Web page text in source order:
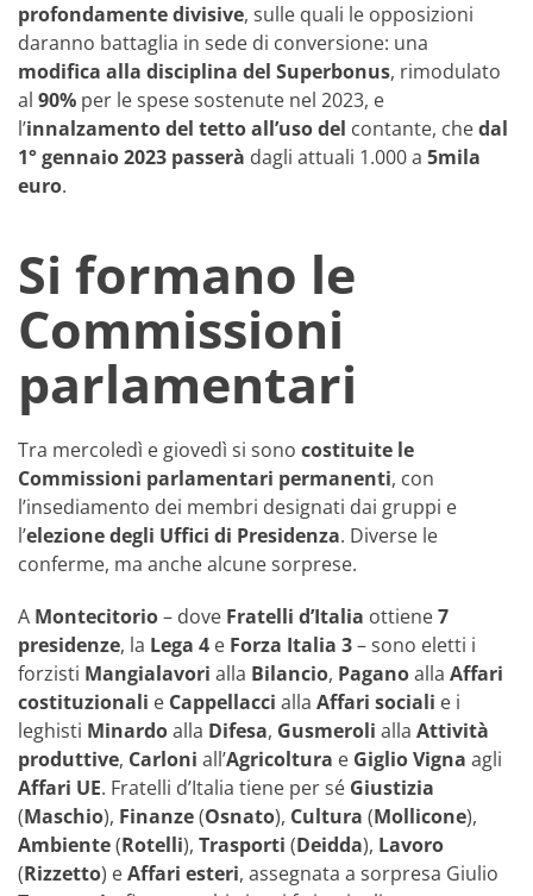
profondamente divisive, sulle quali le opposizioni
daranno battaglia in sede di conversione: una
modifica alla disciplina del Superbonus, rimodulato
al 90% per le spese sostenute nel 2023, e
l’innalzamento del tetto all’uso del contante, chedal
1° gennaio 2023 passerà dagli attuali 1.000 a 5mila
euro.
Si formano le
Commissioni
parlamentari
Tra mercoledì e giovedì si sono costituite le
Commissioni parlamentari permanenti, con
l’insediamento dei membri designati dai gruppi e
l’elezione degli Uffici di Presidenza. Diverse le
conferme, ma anche alcune sorprese.
A Montecitorio– dove Fratelli d’Italia ottiene7
presidenze, la Lega 4 e Forza Italia 3– sono eletti i
forzisti Mangialavori alla Bilancio, Paganoalla Affari
costituzionali e Cappellacci alla Affari sociali e i
leghisti Minardoalla Difesa, Gusmeroli alla Attività
produttive, Carloni all’Agricoltura e Giglio Vigna agli
Affari UE. Fratelli d’Italia tiene per sé Giustizia
(Maschio), Finanze(Osnato), Cultura (Mollicone),
Ambiente(Rotelli), Trasporti (Deidda), Lavoro
(Rizzetto) eAffari esteri, assegnata a sorpresa Giulio